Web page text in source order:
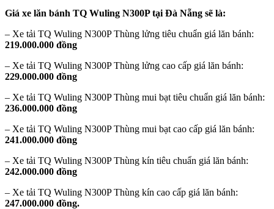
Giá xe lăn bánh TQ Wuling N300P tại Đà Nẵng sẽ là:
– Xe tải TQ Wuling N300P Thùng lửng tiêu chuẩn giá lăn bánh:
219.000.000 đồng
– Xe tải TQ Wuling N300P Thùng lửng cao cấp giá lăn bánh:
229.000.000 đồng
– Xe tải TQ Wuling N300P Thùng mui bạt tiêu chuẩn giá lăn bánh:
236.000.000 đồng
– Xe tải TQ Wuling N300P Thùng mui bạt cao cấp giá lăn bánh:
241.000.000 đồng
– Xe tải TQ Wuling N300P Thùng kín tiêu chuẩn giá lăn bánh:
242.000.000 đồng
– Xe tải TQ Wuling N300P Thùng kín cao cấp giá lăn bánh:
247.000.000 đồng.